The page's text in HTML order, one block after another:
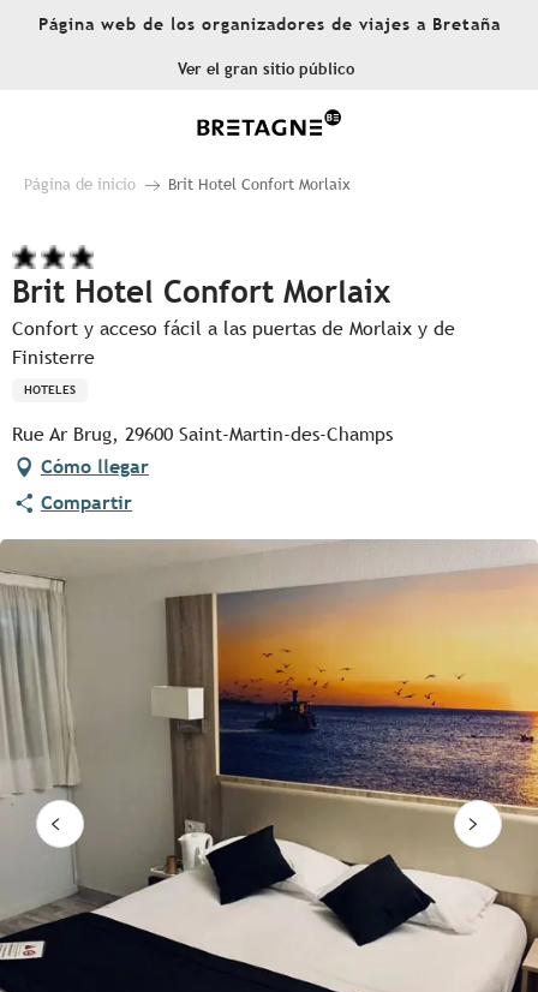
AllerPágina web de los organizadores de viajes a Bretaña
Ver el gran sitio público
Página de inicio Brit Hotel Confort Morlaix
Brit Hotel Confort Morlaix
Confort y acceso fácil a las puertas de Morlaix y de
Finisterre
HOTELES
Rue Ar Brug, 29600 Saint-Martin-des-Champs
Cómo llegar
Compartir